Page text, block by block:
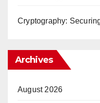
Cryptography:
Archives
August 2026